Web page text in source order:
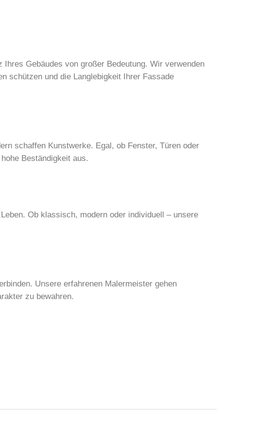
Gebäudes von großer Bedeutung. Wir verwenden
schützen und die Langlebigkeit Ihrer Fassade
schaffen Kunstwerke. Egal, ob Fenster, Türen oder
Beständigkeit aus.
Ob klassisch, modern oder individuell – unsere
Unsere erfahrenen Malermeister gehen
zu bewahren.